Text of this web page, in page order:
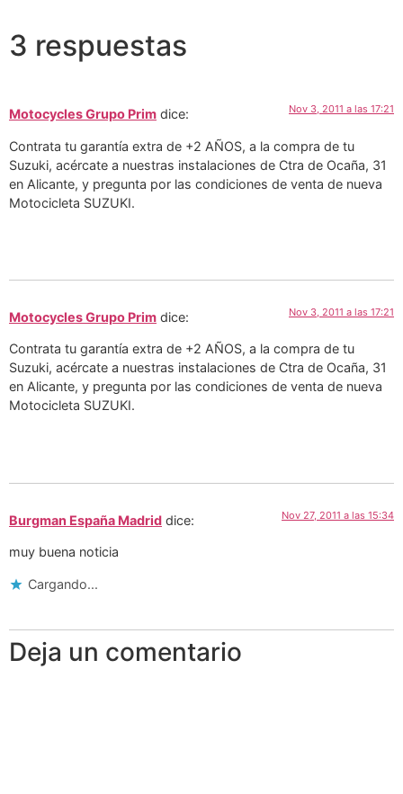
3 respuestas
Motocycles Grupo Prim dice: Nov 3, 2011 a las 17:21
Contrata tu garantía extra de +2 AÑOS, a la compra de tu
Suzuki, acércate a nuestras instalaciones de Ctra de Ocaña, 31
en Alicante, y pregunta por las condiciones de venta de nueva
Motocicleta SUZUKI.
Motocycles Grupo Prim dice: Nov 3, 2011 a las 17:21
Contrata tu garantía extra de +2 AÑOS, a la compra de tu
Suzuki, acércate a nuestras instalaciones de Ctra de Ocaña, 31
en Alicante, y pregunta por las condiciones de venta de nueva
Motocicleta SUZUKI.
Burgman España Madrid dice: Nov 27, 2011 a las 15:34
muy buena noticia
Cargando...
Deja un comentario